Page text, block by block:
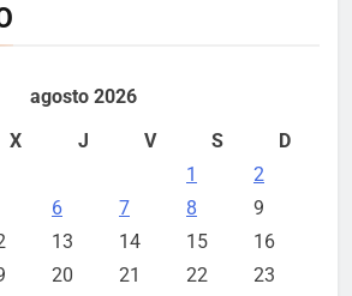
agosto 2026
X J V S
D
1
2
6 7 8
9
13 14 15
16
20 21 22
23